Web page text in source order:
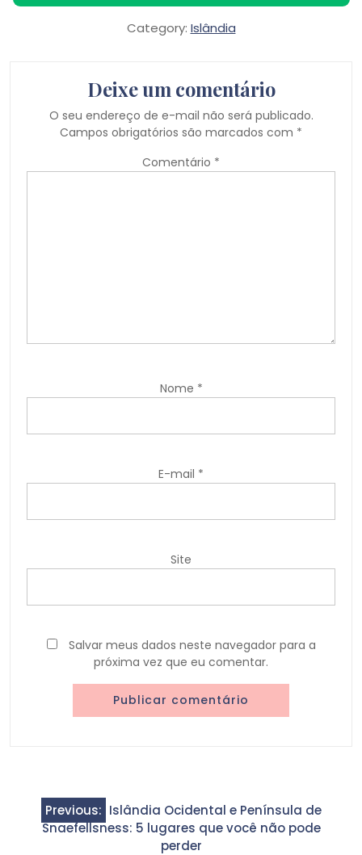
Category: Islândia
Deixe um comentário
O seu endereço de e-mail não será publicado.
Campos obrigatórios são marcados com *
Comentário *
Nome *
E-mail *
Site
Salvar meus dados neste navegador para a
próxima vez que eu comentar.
Navegação
Previous: Islândia Ocidental e Península de
Snaefellsness: 5 lugares que você não pode
perder